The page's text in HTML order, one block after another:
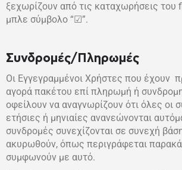
ξεχωρίζουν από τις καταχωρήσεις του
μπλε σύμβολο “☑”.
Συνδρομές/Πληρωμές
Οι Εγγεγραμμένοι Χρήστες που έχουν
αγορά πακέτου επί πληρωμή ή
οφείλουν να αναγνωρίζουν ότι όλες οι
ετήσιες ή μηνιαίες ανανεώνονται
συνδρομές συνεχίζονται σε συνεχή
ακυρωθούν, όπως περιγράφεται
συμφωνούν με αυτό.